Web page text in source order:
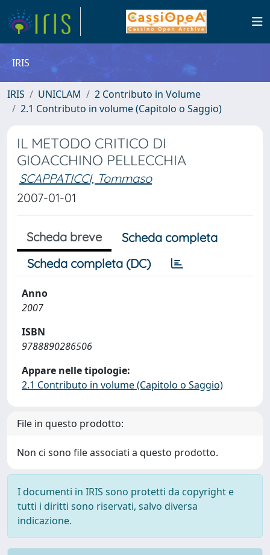
IRIS
IRIS UNICLAM
2 Contributo in Volume
2.1 Contributo in volume (Capitolo o Saggio)
IL METODO CRITICO DI
GIOACCHINO PELLECCHIA
SCAPPATICCI, Tommaso
2007-01-01
Scheda breve
Scheda completa
Scheda completa (DC)
Anno
2007
ISBN
9788890286506
Appare nelle tipologie:
2.1 Contributo in volume (Capitolo o Saggio)
File in questo prodotto:
Non ci sono file associati a questo prodotto.
I documenti in IRIS sono protetti da copyright e
tutti i diritti sono riservati, salvo diversa
indicazione.